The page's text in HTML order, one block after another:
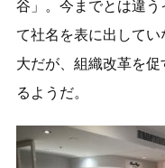
谷」。今までとは違う
て社名を表に出して
大だが、組織改革を
るようだ。